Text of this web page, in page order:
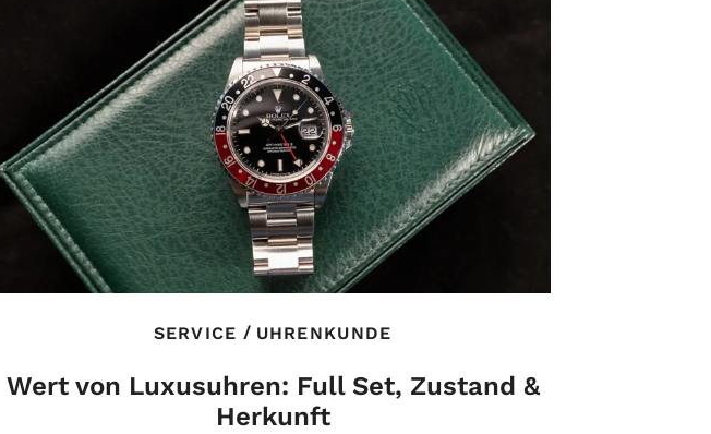
SERVICE / UHRENKUNDE
Wert von Luxusuhren: Full Set, Zustand &
Herkunft